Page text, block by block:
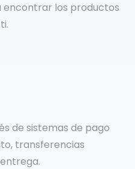
los productos
de sistemas de pago
transferencias